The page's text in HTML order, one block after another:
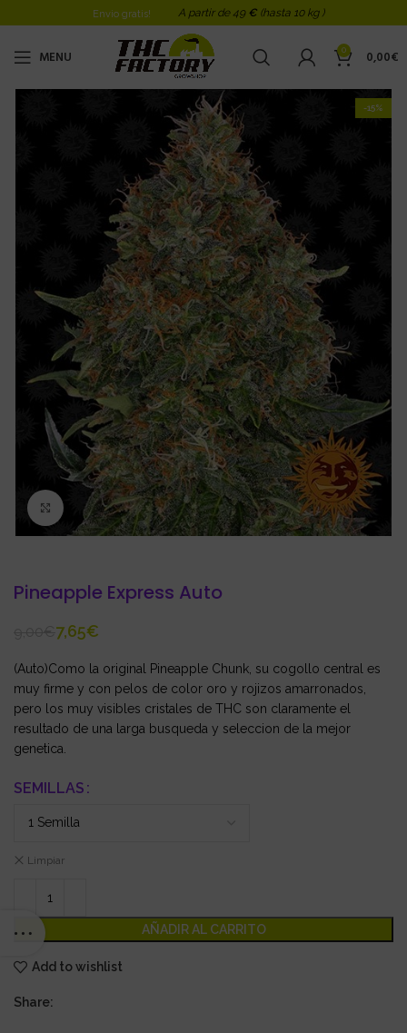
Envio gratis! A partir de 49 € (hasta 10 kg )
MENU 0 0,00€
-15%
Click to enlarge
Pineapple Express Auto
7,65€
(Auto)Como la original Pineapple Chunk, su cogollo central es
muy firme y con pelos de color oro y rojizos amarronados,
pero los muy visibles cristales de THC son claramente el
resultado de una larga busqueda y seleccion de la mejor
genetica.
SEMILLAS
Limpiar
AÑADIR AL CARRITO
Add to wishlist
Share: